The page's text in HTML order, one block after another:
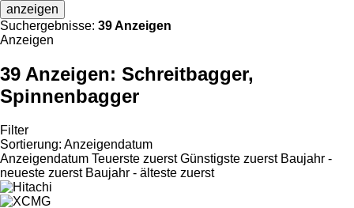
anzeigen
Suchergebnisse: 39 Anzeigen
Anzeigen
39 Anzeigen: Schreitbagger,
Spinnenbagger
Filter
Sortierung: Anzeigendatum
Anzeigendatum Teuerste zuerst Günstigste zuerst Baujahr -
neueste zuerst Baujahr - älteste zuerst